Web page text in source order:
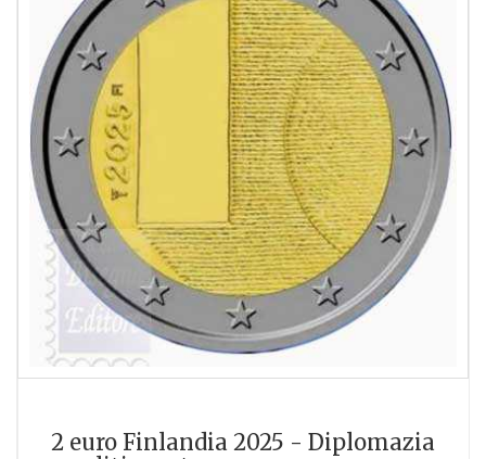
2 euro Finlandia 2025 - Diplomazia